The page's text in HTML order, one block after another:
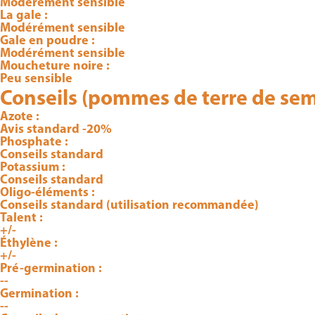
La gale :
Modérément sensible
Gale en poudre :
Modérément sensible
Moucheture noire :
Peu sensible
Conseils (pommes de terre de
Azote :
Avis standard -20%
Phosphate :
Conseils standard
Potassium :
Conseils standard
Oligo-éléments :
Conseils standard (utilisation recommandée)
Talent :
+/-
Éthylène :
+/-
Pré-germination :
--
Germination :
--